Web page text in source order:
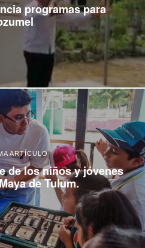
programas para
ARTÍCULO
de los niños y jóvenes
de Tulum.